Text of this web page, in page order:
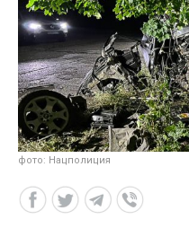
фото: Нацполиция